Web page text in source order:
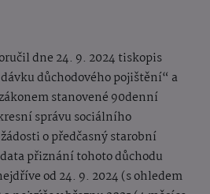
dne 24. 9. 2024 tiskopis
důchodového pojištění“ a
stanovené 90denní
správu sociálního
o předčasný starobní
přiznání tohoto důchodu
od 24. 9. 2024 (s ohledem